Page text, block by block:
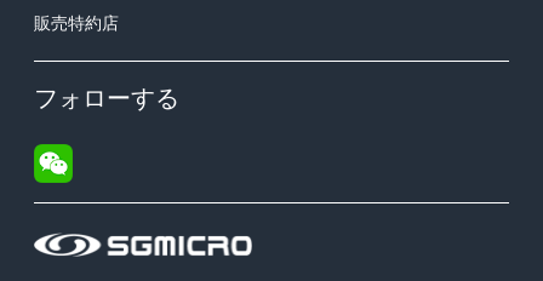
販売特約店
フォローする